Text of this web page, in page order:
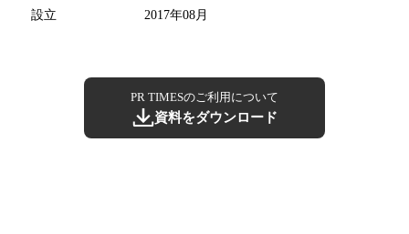
設立
2017年08月
PR TIMESのご利用について
資料をダウンロード